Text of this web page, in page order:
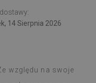
14 Sierpnia 2026
względu na swoje